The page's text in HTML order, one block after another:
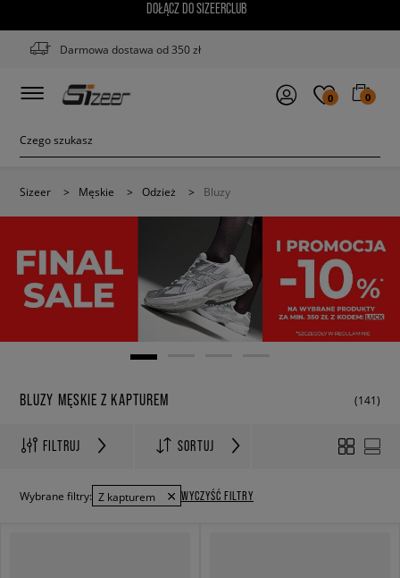
DOŁĄCZ DO SIZEERCLUB
Darmowa dostawa od 350 zł
0 0
Sizeer > Męskie > Odzież > Bluzy
BLUZY MĘSKIE Z KAPTUREM (141)
FILTRUJ SORTUJ
Wybrane filtry: Z kapturem WYCZYŚĆ FILTRY